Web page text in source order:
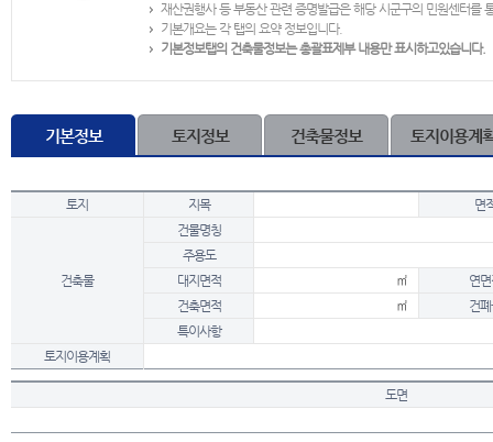
재산권행사 등 부동산 관련 증명발급은 해당 시군구의 민원센터를
기본개요는 각 탭의 요약 정보입니다.
기본정보탭의 건축물정보는 총괄표제부 내용만 표시하고있습니다.
기본정보 토지정보 건축물정보 토지이용계
토지 지목 면
건축물
건물명칭
주용도
대지면적
㎡
연
건축면적
㎡
건
특이사항
토지이용계획
도면